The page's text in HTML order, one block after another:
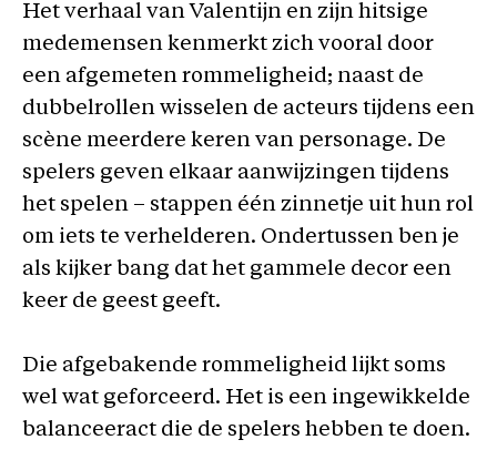
Het verhaal van Valentijn en zijn hitsige
medemensen kenmerkt zich vooral door
een afgemeten rommeligheid; naast de
dubbelrollen wisselen de acteurs tijdens een
scène meerdere keren van personage. De
spelers geven elkaar aanwijzingen tijdens
het spelen – stappen één zinnetje uit hun rol
om iets te verhelderen. Ondertussen ben je
als kijker bang dat het gammele decor een
keer de geest geeft.
Die afgebakende rommeligheid lijkt soms
wel wat geforceerd. Het is een ingewikkelde
balanceeract die de spelers hebben te doen.